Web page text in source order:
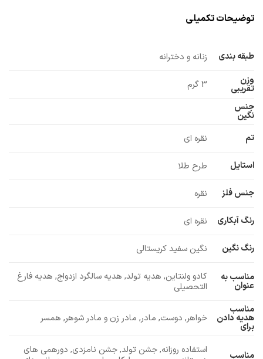
توضیحات تکمیلی
طبقه بندی
زنانه و دخترانه
وزن
تقریبی
3 گرم
جنس
نگین
تم
نقره ای
استایل طرح طلا
جنس فلز نقره
رنگ آبکاری نقره ای
رنگ نگین نگین سفید کریستالی
مناسب به
عنوان
کادو ولنتاین, هدیه تولد, هدیه سالگرد ازدواج, هدیه فارغ
التحصیلی
مناسب
هدیه دادن
برای
خواهر, دوست, مادر, مادر زن و مادر شوهر, همسر
مناسب
استفاده روزانه, جشن تولد, جشن نامزدی, دورهمی های